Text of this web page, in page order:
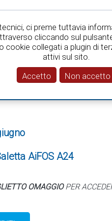
ACCORDO
AiFOS A24
OMAGGIOPER
ci preme tuttavia
cliccando sul
cookie collegati a plugin di
attivi sul sito.
Accetto
Non accetto